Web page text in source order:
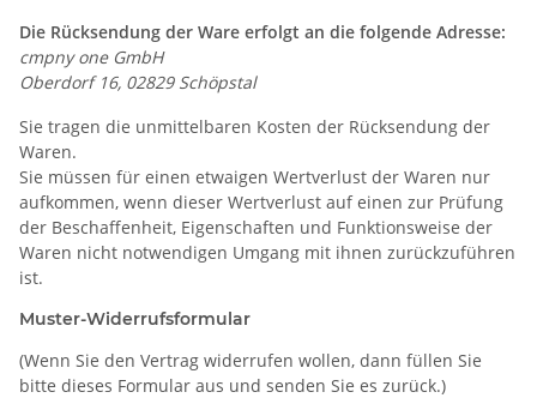
Die Rücksendung der Ware erfolgt an die folgende Adresse:
cmpny one GmbH
Oberdorf 16, 02829 Schöpstal
Sie tragen die unmittelbaren Kosten der Rücksendung der
Waren.
Sie müssen für einen etwaigen Wertverlust der Waren nur
aufkommen, wenn dieser Wertverlust auf einen zur Prüfung
der Beschaffenheit, Eigenschaften und Funktionsweise der
Waren nicht notwendigen Umgang mit ihnen zurückzuführen
ist.
Muster-Widerrufsformular
(Wenn Sie den Vertrag widerrufen wollen, dann füllen Sie
bitte dieses Formular aus und senden Sie es zurück.)